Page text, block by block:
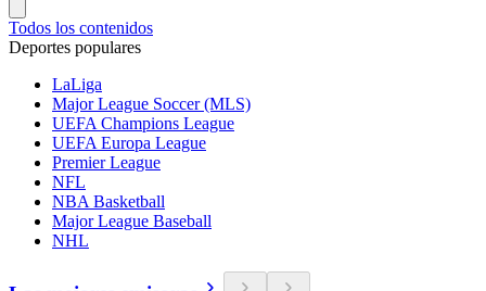
Todos los contenidos
Deportes populares
LaLiga
Major League Soccer (MLS)
UEFA Champions League
UEFA Europa League
Premier League
NFL
NBA Basketball
Major League Baseball
NHL